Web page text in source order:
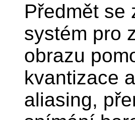
Předmět se
systém pro
obrazu
kvantizace
aliasing,